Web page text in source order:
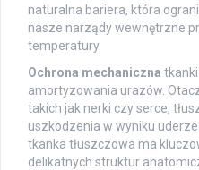
naturalna bariera, która
nasze narządy wewnętrzne
temperatury.
Ochrona mechaniczna
amortyzowania urazów.
takich jak nerki czy serce,
uszkodzenia w wyniku
tkanka tłuszczowa ma
delikatnych struktur